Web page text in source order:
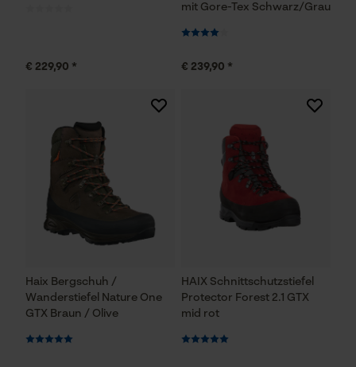
€ 229,90 *
mit Gore-Tex Schwarz/Grau
€ 239,90 *
Haix Bergschuh /
Wanderstiefel Nature One
GTX Braun / Olive
HAIX Schnittschutzstiefel
Protector Forest 2.1 GTX
mid rot